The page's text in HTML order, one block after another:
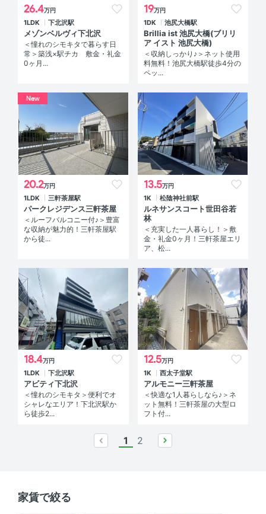
26.4万円
1LDK 下北沢駅
メゾンベルヴィ下北沢
＜憧れのシモキタで暮らす日
常＞築浅×駅チカ 敷金・礼金
0ヶ月...
19万円
1DK 池尻大橋駅
Brillia ist 池尻大橋(ブリリ
ア イスト 池尻大橋)
＜収納しっかり♪＞ネット使用
料無料！池尻大橋駅徒歩4分の
ペッ...
New
20.2万円
1LDK 三軒茶屋駅
パークレジデンス三軒茶屋
＜ルーフバルコニー付♪＞豊富
な収納が魅力的！三軒茶屋駅
から徒...
13.5万円
1K 松陰神社前駅
ルネサンスコート世田谷若
林
＜充実した一人暮らし！＞敷
金・礼金0ヶ月！三軒茶屋エリ
ア、松...
18.4万円
1LDK 下北沢駅
アビティ下北沢
＜憧れのシモキタ＞便利でオ
シャレなエリア！下北沢駅か
ら徒歩2...
12.5万円
1K 西太子堂駅
アルモニー三軒茶屋
＜快適な1人暮らしなら♪＞ネ
ット無料！三軒茶屋の大型ロ
フト付...
prev
1 2
家賃で絞る